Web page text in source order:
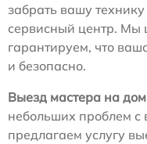
забрать вашу
сервисный центр. Мы
гарантируем, что
и безопасно.
Выезд мастера на
небольших проблем
предлагаем услугу